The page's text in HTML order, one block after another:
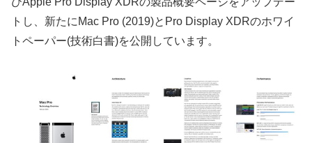
トし、新たにMac Pro (2019)とPro Display XDRのホワイ
トペーパー(技術白書)を公開しています。